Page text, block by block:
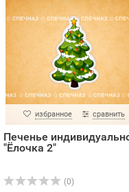
избранное сравнить
Печенье
"Ёлочка 2"
(0)